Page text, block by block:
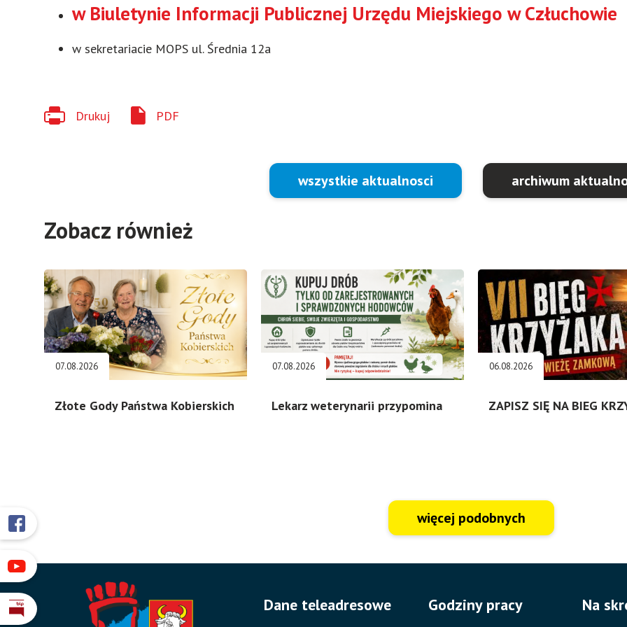
w Biuletynie Informacji Publicznej Urzędu Miejskiego w Człuchowie
w sekretariacie MOPS ul. Średnia 12a
Drukuj PDF
wszystkie aktualnosci archiwum
Zobacz również
07.08.2026
Złote Gody Państwa Kobierskich
07.08.2026
Lekarz weterynarii przypomina
06.08.2026
ZAPISZ SIĘ NA BIEG
więcej podobnych
Dane teleadresowe Godziny pracy Na
Przyklejone
odnośniki
Otworzy
w
nowym
oknie
Otworzy
się
w
nowym
Otworzy